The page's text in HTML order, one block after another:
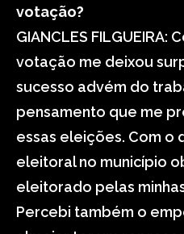
votação?
GIANCLES FILGUEIRA:
votação me deixou
sucesso advém do
pensamento que me
essas eleições. Com
eleitoral no município
eleitorado pelas
Percebi também o